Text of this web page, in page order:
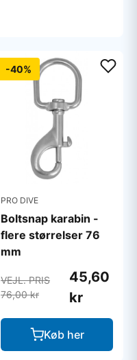
-40%
PRO DIVE
Boltsnap karabin -
flere størrelser 76
mm
VEJL. PRIS
76,00 kr
45,60
kr
Køb her